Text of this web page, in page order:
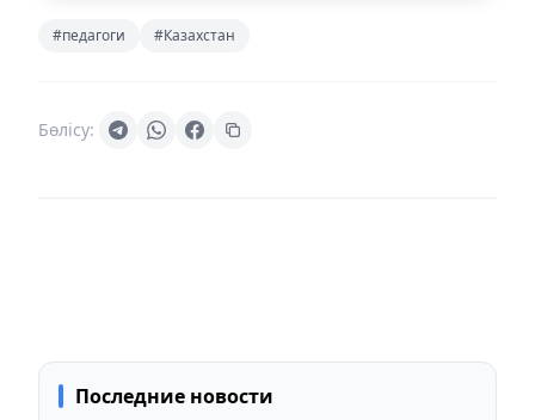
#педагоги #Казахстан
Бөлісу:
Последние новости